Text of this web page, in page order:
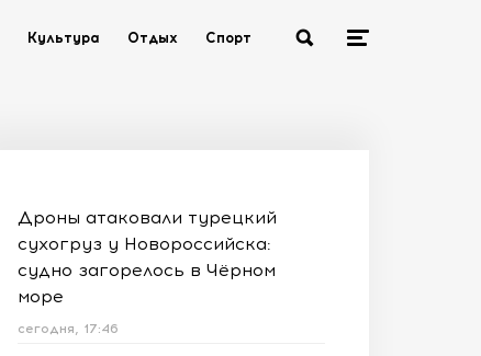
Культура Отдых Спорт
Дроны атаковали турецкий
сухогруз у Новороссийска:
судно загорелось в Чёрном
море
сегодня, 17:46